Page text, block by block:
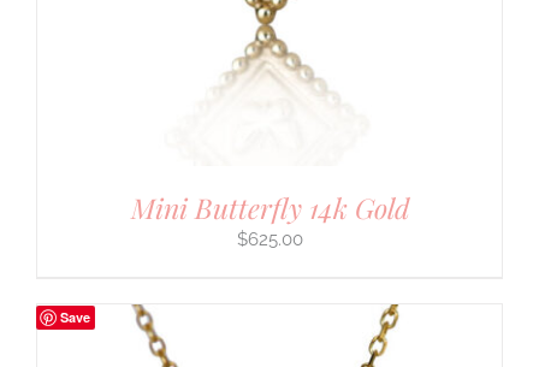
Mini Butterfly 14k Gold
$625.00
Save